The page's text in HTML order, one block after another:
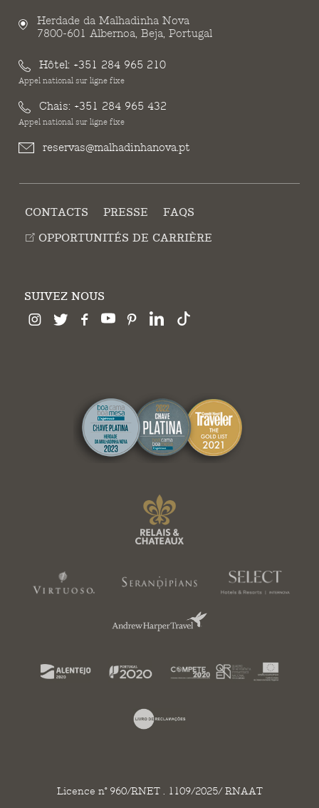
Herdade da Malhadinha Nova
7800-601 Albernoa, Beja, Portugal
Hôtel: +351 284 965 210
Appel national sur ligne fixe
Chais: +351 284 965 432
Appel national sur ligne fixe
reservas@malhadinhanova.pt
CONTACTS PRESSE
FAQS
OPPORTUNITÉS DE CARRIÈRE
SUIVEZ NOUS
Licence n° 960/RNET . 1109/2025/ RNAAT